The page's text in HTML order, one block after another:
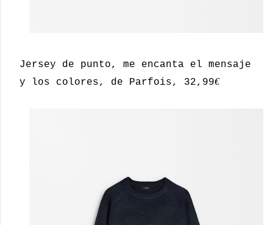
Jersey de punto, me encanta el mensaje
y los colores, de Parfois, 32,99€